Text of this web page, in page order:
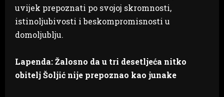
uvijek prepoznati po svojoj skromnosti,
istinoljubivosti i beskompromisnosti u
domoljublju.
Lapenda: Žalosno da u tri desetljeća nitko
obitelj Šoljić nije prepoznao kao junake